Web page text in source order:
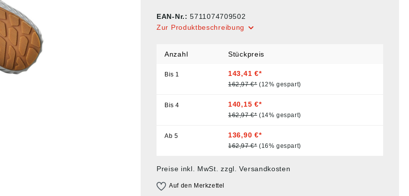
EAN-Nr.:5711074709502
Zur Produktbeschreibung
Anzahl Stückpreis
Bis 1 143,41 €*
162,97 €* (12% gespart)
Bis4 140,15 €*
162,97 €* (14% gespart)
Ab 5 136,90 €*
162,97 €* (16% gespart)
Preise inkl. MwSt. zzgl. Versandkosten
Auf den Merkzettel